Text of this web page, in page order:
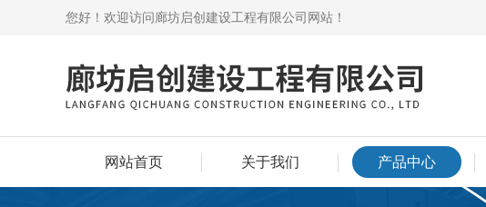
您好！欢迎访问廊坊启创建设工程有限公司网站！
网站首页 关于我们 产品中心